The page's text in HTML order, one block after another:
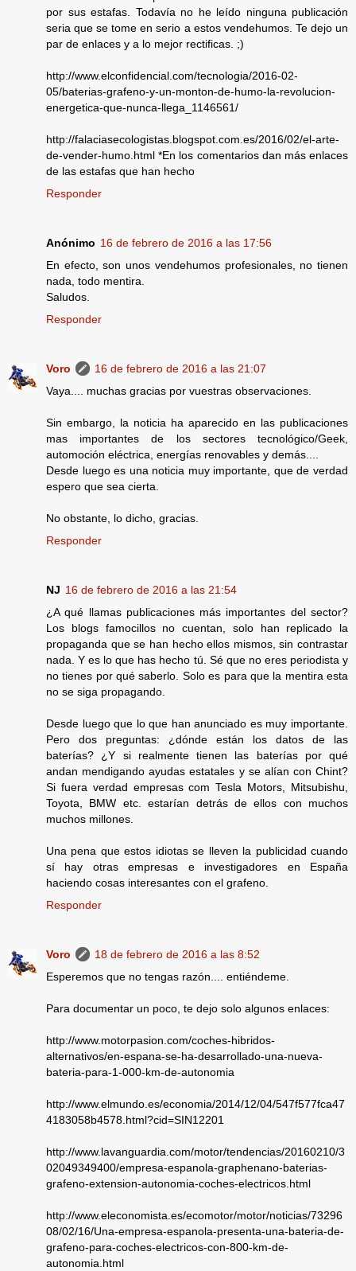
por sus estafas. Todavía no he leído ninguna publicación
seria que se tome en serio a estos vendehumos. Te dejo un
par de enlaces y a lo mejor rectificas. ;)
http://www.elconfidencial.com/tecnologia/2016-02-
05/baterias-grafeno-y-un-monton-de-humo-la-revolucion-
energetica-que-nunca-llega_1146561/
http://falaciasecologistas.blogspot.com.es/2016/02/el-arte-
de-vender-humo.html *En los comentarios dan más enlaces
de las estafas que han hecho
Responder
Anónimo 16 de febrero de 2016 a las 17:56
En efecto, son unos vendehumos profesionales, no tienen
nada, todo mentira.
Saludos.
Responder
Voro
16 de febrero de 2016 a las 21:07
Vaya.... muchas gracias por vuestras observaciones.
Sin embargo, la noticia ha aparecido en las publicaciones
mas importantes de los sectores tecnológico/Geek,
automoción eléctrica, energías renovables y demás....
Desde luego es una noticia muy importante, que de verdad
espero que sea cierta.
No obstante, lo dicho, gracias.
Responder
NJ 16 de febrero de 2016 a las 21:54
¿A qué llamas publicaciones más importantes del sector?
Los blogs famocillos no cuentan, solo han replicado la
propaganda que se han hecho ellos mismos, sin contrastar
nada. Y es lo que has hecho tú. Sé que no eres periodista y
no tienes por qué saberlo. Solo es para que la mentira esta
no se siga propagando.
Desde luego que lo que han anunciado es muy importante.
Pero dos preguntas: ¿dónde están los datos de las
baterías? ¿Y si realmente tienen las baterías por qué
andan mendigando ayudas estatales y se alían con Chint?
Si fuera verdad empresas com Tesla Motors, Mitsubishu,
Toyota, BMW etc. estarían detrás de ellos con muchos
muchos millones.
Una pena que estos idiotas se lleven la publicidad cuando
sí hay otras empresas e investigadores en España
haciendo cosas interesantes con el grafeno.
Responder
Voro
18 de febrero de 2016 a las 8:52
Esperemos que no tengas razón.... entiéndeme.
Para documentar un poco, te dejo solo algunos enlaces:
http://www.motorpasion.com/coches-hibridos-
alternativos/en-espana-se-ha-desarrollado-una-nueva-
bateria-para-1-000-km-de-autonomia
http://www.elmundo.es/economia/2014/12/04/547f577fca47
4183058b4578.html?cid=SIN12201
http://www.lavanguardia.com/motor/tendencias/20160210/3
02049349400/empresa-espanola-graphenano-baterias-
grafeno-extension-autonomia-coches-electricos.html
http://www.eleconomista.es/ecomotor/motor/noticias/73296
08/02/16/Una-empresa-espanola-presenta-una-bateria-de-
grafeno-para-coches-electricos-con-800-km-de-
autonomia.html